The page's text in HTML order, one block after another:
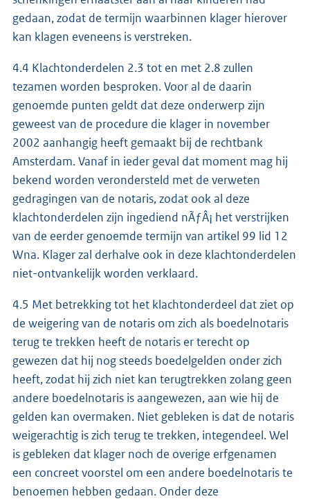
gedaan, zodat de termijn waarbinnen klager hierover
kan klagen eveneens is verstreken.
4.4 Klachtonderdelen 2.3 tot en met 2.8 zullen
tezamen worden besproken. Voor al de daarin
genoemde punten geldt dat deze onderwerp zijn
geweest van de procedure die klager in november
2002 aanhangig heeft gemaakt bij de rechtbank
Amsterdam. Vanaf in ieder geval dat moment mag hij
bekend worden verondersteld met de verweten
gedragingen van de notaris, zodat ook al deze
klachtonderdelen zijn ingediend nÃƒÂ¡ het verstrijken
van de eerder genoemde termijn van artikel 99 lid 12
Wna. Klager zal derhalve ook in deze klachtonderdelen
niet-ontvankelijk worden verklaard.
4.5 Met betrekking tot het klachtonderdeel dat ziet op
de weigering van de notaris om zich als boedelnotaris
terug te trekken heeft de notaris er terecht op
gewezen dat hij nog steeds boedelgelden onder zich
heeft, zodat hij zich niet kan terugtrekken zolang geen
andere boedelnotaris is aangewezen, aan wie hij de
gelden kan overmaken. Niet gebleken is dat de notaris
weigerachtig is zich terug te trekken, integendeel. Wel
is gebleken dat klager noch de overige erfgenamen
een concreet voorstel om een andere boedelnotaris te
benoemen hebben gedaan. Onder deze